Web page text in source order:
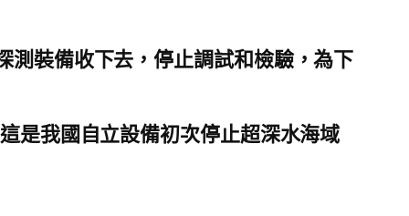
測裝備收下去，停止調試和檢驗，為下
是我國自立設備初次停止超深水海域